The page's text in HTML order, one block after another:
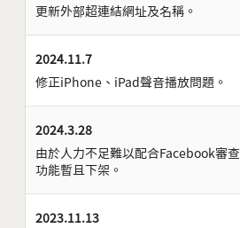
更新外部超連結網址及名稱。
2024.11.7
修正iPhone、iPad聲音播放問題。
2024.3.28
由於人力不足難以配合Facebook審
功能暫且下架。
2023.11.13